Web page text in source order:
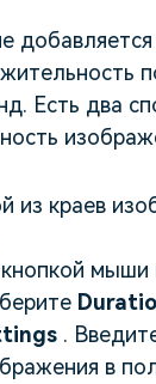
Есть два
из краев
мыши
.
в